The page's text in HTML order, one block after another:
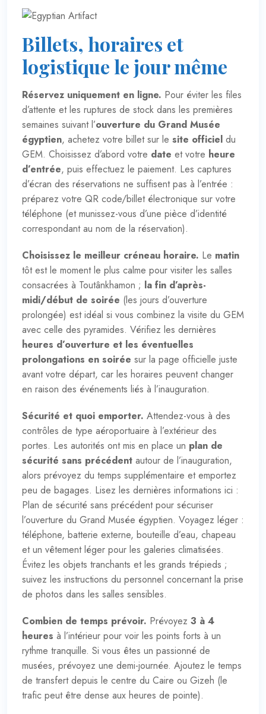
Billets, horaires et
logistique le jour même
Réservez uniquement en ligne. Pour éviter les files
d’attente et les ruptures de stock dans les premières
semaines suivant l’ouverture du Grand Musée
égyptien, achetez votre billet sur le site officiel du
GEM. Choisissez d’abord votre date et votre heure
d’entrée, puis effectuez le paiement. Les captures
d’écran des réservations ne suffisent pas à l’entrée :
préparez votre QR code/billet électronique sur votre
téléphone (et munissez-vous d’une pièce d’identité
correspondant au nom de la réservation).
Choisissez le meilleur créneau horaire. Le matin
tôt est le moment le plus calme pour visiter les salles
consacrées à Toutânkhamon ; la fin d’après-
midi/début de soirée (les jours d’ouverture
prolongée) est idéal si vous combinez la visite du GEM
avec celle des pyramides. Vérifiez les dernières
heures d’ouverture et les éventuelles
prolongations en soirée sur la page officielle juste
avant votre départ, car les horaires peuvent changer
en raison des événements liés à l’inauguration.
Sécurité et quoi emporter. Attendez-vous à des
contrôles de type aéroportuaire à l’extérieur des
portes. Les autorités ont mis en place un plan de
sécurité sans précédent autour de l’inauguration,
alors prévoyez du temps supplémentaire et emportez
peu de bagages. Lisez les dernières informations ici :
Plan de sécurité sans précédent pour sécuriser
l’ouverture du Grand Musée égyptien. Voyagez léger :
téléphone, batterie externe, bouteille d’eau, chapeau
et un vêtement léger pour les galeries climatisées.
Évitez les objets tranchants et les grands trépieds ;
suivez les instructions du personnel concernant la prise
de photos dans les salles sensibles.
Combien de temps prévoir. Prévoyez 3 à 4
heures à l’intérieur pour voir les points forts à un
rythme tranquille. Si vous êtes un passionné de
musées, prévoyez une demi-journée. Ajoutez le temps
de transfert depuis le centre du Caire ou Gizeh (le
trafic peut être dense aux heures de pointe).